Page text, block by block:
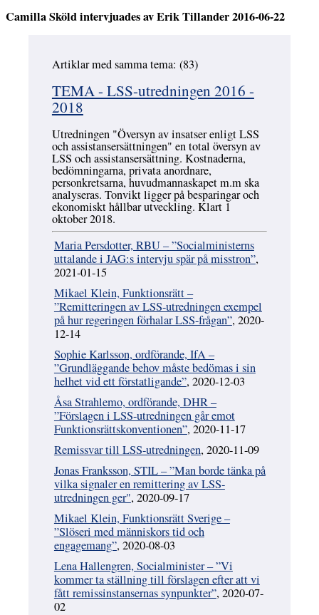
Camilla Sköld intervjuades av Erik Tillander 2016-06-22
Artiklar med samma tema: (83)
TEMA - LSS-utredningen 2016 -
2018
Utredningen "Översyn av insatser enligt LSS
och assistansersättningen" en total översyn av
LSS och assistansersättning. Kostnaderna,
bedömningarna, privata anordnare,
personkretsarna, huvudmannaskapet m.m ska
analyseras. Tonvikt ligger på besparingar och
ekonomiskt hållbar utveckling. Klart 1
oktober 2018.
Maria Persdotter, RBU – ”Socialministerns
uttalande i JAG:s intervju spär på misstron”,
2021-01-15
Mikael Klein, Funktionsrätt –
”Remitteringen av LSS-utredningen exempel
på hur regeringen förhalar LSS-frågan”, 2020-
12-14
Sophie Karlsson, ordförande, IfA –
”Grundläggande behov måste bedömas i sin
helhet vid ett förstatligande”, 2020-12-03
Åsa Strahlemo, ordförande, DHR –
”Förslagen i LSS-utredningen går emot
Funktionsrätts­konventionen”, 2020-11-17
Remissvar till LSS-utredningen, 2020-11-09
Jonas Franksson, STIL – ”Man borde tänka på
vilka signaler en remittering av LSS-
utredningen ger", 2020-09-17
Mikael Klein, Funktionsrätt Sverige –
”Slöseri med människors tid och
engagemang”, 2020-08-03
Lena Hallengren, Socialminister – ”Vi
kommer ta ställning till förslagen efter att vi
fått remissinstansernas synpunkter”, 2020-07-
02